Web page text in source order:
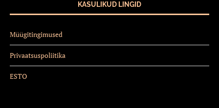
KASULIKUD LINGID
Müügitingimused
Privaatsuspoliitika
ESTO